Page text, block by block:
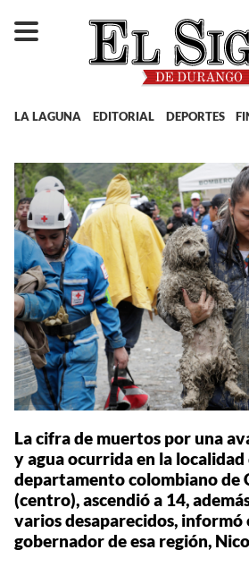
LA LAGUNA EDITORIAL DEPORTES
La cifra de muertos por una
y agua ocurrida en la localidad
departamento colombiano de
(centro), ascendió a 14,
varios desaparecidos, informó
gobernador de esa región,